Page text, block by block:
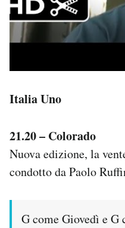
Italia Uno
21.20 – Colorado
Nuova edizione, la
condotto da Paolo
G come Giovedì e G